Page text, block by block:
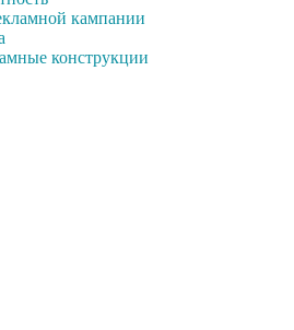
кампании
конструкции